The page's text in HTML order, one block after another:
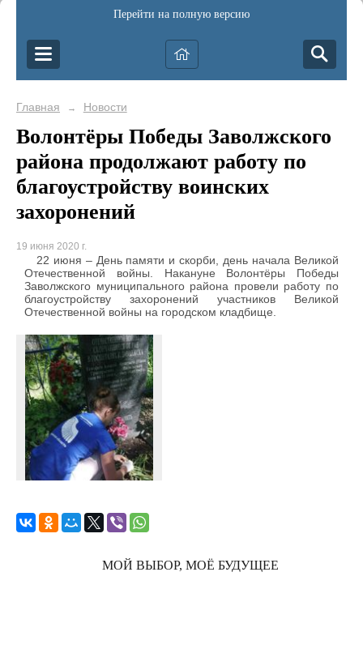
Перейти на полную версию
Главная → Новости
Волонтёры Победы Заволжского
района продолжают работу по
благоустройству воинских
захоронений
19 июня 2020 г.
22 июня – День памяти и скорби, день начала Великой
Отечественной войны. Накануне Волонтёры Победы
Заволжского муниципального района провели работу по
благоустройству захоронений участников Великой
Отечественной войны на городском кладбище.
МОЙ ВЫБОР, МОЁ БУДУЩЕЕ